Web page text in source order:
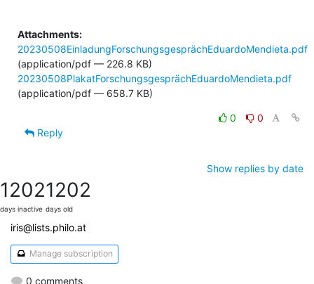
Attachments:
20230508EinladungForschungsgesprächEduardoMendieta.pdf
(application/pdf — 226.8 KB)
20230508PlakatForschungsgesprächEduardoMendieta.pdf
(application/pdf — 658.7 KB)
0
0
Reply
Show replies by date
1202
days inactive
1202
days old
iris@lists.philo.at
Manage subscription
0 comments